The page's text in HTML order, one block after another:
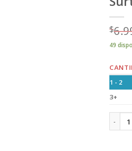
$
49
1 - 2
3+
Pack